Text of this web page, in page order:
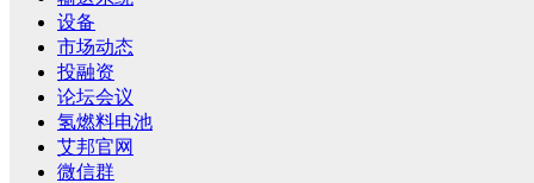
设备
市场动态
投融资
论坛会议
氢燃料电池
艾邦官网
微信群